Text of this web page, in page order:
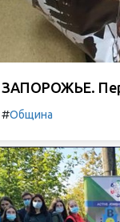
ЗАПОРОЖЬЕ.
#Община